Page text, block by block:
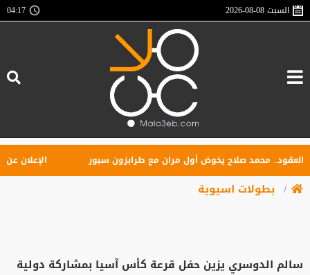
السبت2026-08-08
04:17
محمد صلاح يخوض أول مران مع طرابزون سبور الإعلان عن
بطولات اسيوية
سالم الدوسري يزين حفل قرعة كأس آسيا بمشاركة دولية